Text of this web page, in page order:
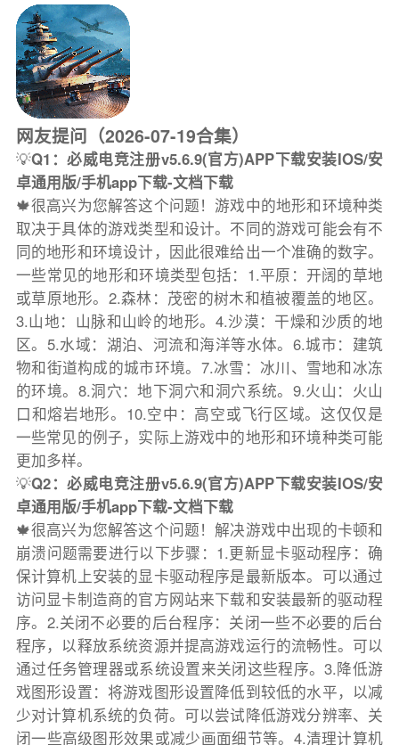
网友提问（2026-07-19合集）
💡Q1：必威电竞注册v5.6.9(官方)APP下载安装IOS/安
卓通用版/手机app下载-文档下载
🍁很高兴为您解答这个问题！游戏中的地形和环境种类
取决于具体的游戏类型和设计。不同的游戏可能会有不
同的地形和环境设计，因此很难给出一个准确的数字。
一些常见的地形和环境类型包括：1.平原：开阔的草地
或草原地形。2.森林：茂密的树木和植被覆盖的地区。
3.山地：山脉和山岭的地形。4.沙漠：干燥和沙质的地
区。5.水域：湖泊、河流和海洋等水体。6.城市：建筑
物和街道构成的城市环境。7.冰雪：冰川、雪地和冰冻
的环境。8.洞穴：地下洞穴和洞穴系统。9.火山：火山
口和熔岩地形。10.空中：高空或飞行区域。这仅仅是
一些常见的例子，实际上游戏中的地形和环境种类可能
更加多样。
💡Q2：必威电竞注册v5.6.9(官方)APP下载安装IOS/安
卓通用版/手机app下载-文档下载
🍁很高兴为您解答这个问题！解决游戏中出现的卡顿和
崩溃问题需要进行以下步骤：1.更新显卡驱动程序：确
保计算机上安装的显卡驱动程序是最新版本。可以通过
访问显卡制造商的官方网站来下载和安装最新的驱动程
序。2.关闭不必要的后台程序：关闭一些不必要的后台
程序，以释放系统资源并提高游戏运行的流畅性。可以
通过任务管理器或系统设置来关闭这些程序。3.降低游
戏图形设置：将游戏图形设置降低到较低的水平，以减
少对计算机系统的负荷。可以尝试降低游戏分辨率、关
闭一些高级图形效果或减少画面细节等。4.清理计算机